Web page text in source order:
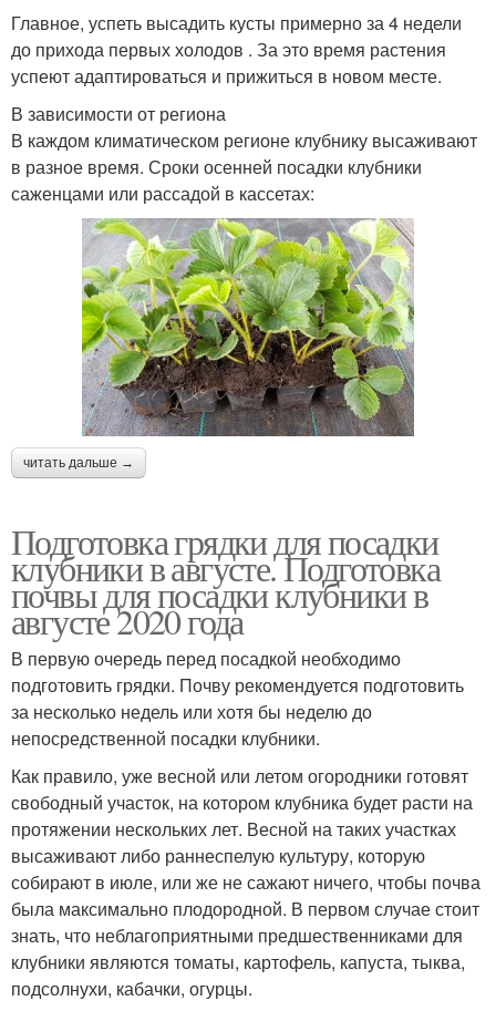
Главное, успеть высадить кусты примерно за 4 недели
до прихода первых холодов . За это время растения
успеют адаптироваться и прижиться в новом месте.
В зависимости от региона
В каждом климатическом регионе клубнику высаживают
в разное время. Сроки осенней посадки клубники
саженцами или рассадой в кассетах:
читать дальше →
Подготовка грядки для посадки
клубники в августе. Подготовка
почвы для посадки клубники в
августе 2020 года
В первую очередь перед посадкой необходимо
подготовить грядки. Почву рекомендуется подготовить
за несколько недель или хотя бы неделю до
непосредственной посадки клубники.
Как правило, уже весной или летом огородники готовят
свободный участок, на котором клубника будет расти на
протяжении нескольких лет. Весной на таких участках
высаживают либо раннеспелую культуру, которую
собирают в июле, или же не сажают ничего, чтобы почва
была максимально плодородной. В первом случае стоит
знать, что неблагоприятными предшественниками для
клубники являются томаты, картофель, капуста, тыква,
подсолнухи, кабачки, огурцы.